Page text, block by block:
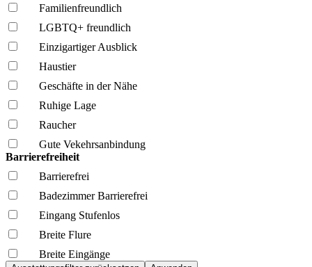
Familien­freundlich
LGBTQ+ freundlich
Einzigartiger Ausblick
Haustier
Geschäfte in der Nähe
Ruhige Lage
Raucher
Gute Vekehrsanbindung
Barrierefreiheit
Barrierefrei
Badezimmer Barrierefrei
Eingang Stufenlos
Breite Flure
Breite Eingänge